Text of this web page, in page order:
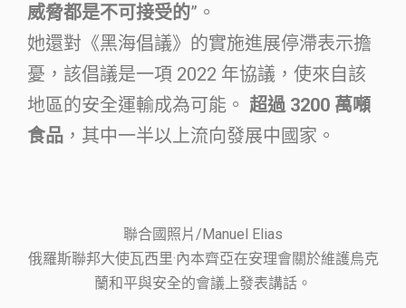
威脅都是不可接受的”。
她還對《黑海倡議》的實施進展停滯表示擔
憂，該倡議是一項 2022 年協議，使來自該
地區的安全運輸成為可能。 超過 3200 萬噸
食品 ，其中一半以上流向發展中國家。
聯合國照片/Manuel Elias
俄羅斯聯邦大使瓦西里·內本齊亞在安理會關於維護烏克
蘭和平與安全的會議上發表講話。